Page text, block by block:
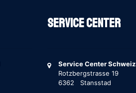
Service Center
Service Center Schweiz
Rotzbergstrasse 19
6362 Stansstad